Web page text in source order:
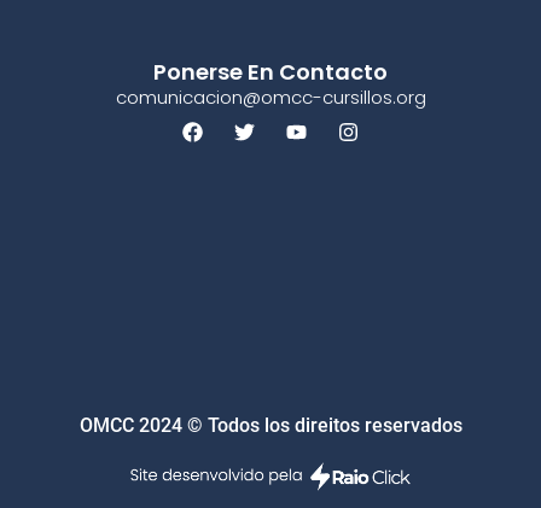
Ponerse En Contacto
comunicacion@omcc-cursillos.org
OMCC 2024 © Todos los direitos reservados